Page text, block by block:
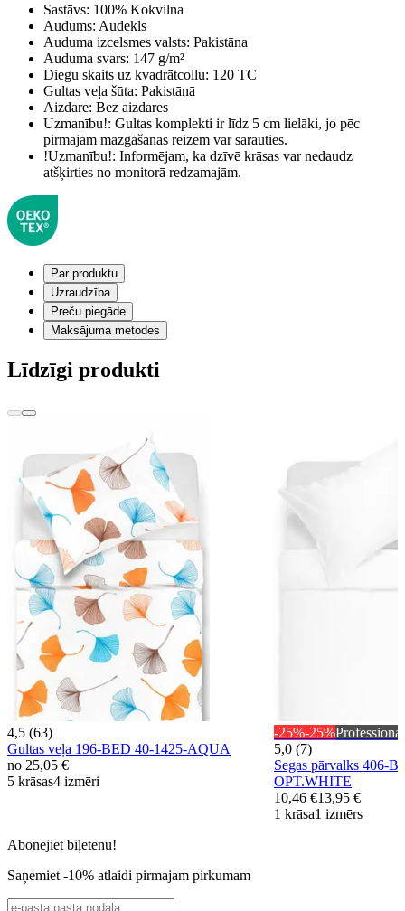
Sastāvs: 100% Kokvilna
Audums: Audekls
Auduma izcelsmes valsts: Pakistāna
Auduma svars: 147 g/m²
Diegu skaits uz kvadrātcollu: 120 TC
Gultas veļa šūta: Pakistānā
Aizdare: Bez aizdares
Uzmanību!: Gultas komplekti ir līdz 5 cm lielāki, jo pēc
pirmajām mazgāšanas reizēm var sarauties.
!Uzmanību!: Informējam, ka dzīvē krāsas var nedaudz
atšķirties no monitorā redzamajām.
Par produktu
Uzraudzība
Preču piegāde
Maksājuma metodes
Līdzīgi produkti
4,5 (63)
Gultas veļa 196-BED 40-1425-AQUA
no 25,05 €
5 krāsas4 izmēri
-25%-25%Professional
5,0 (7)
Segas pārvalks 406-
OPT.WHITE
10,46 €13,95 €
1 krāsa1 izmērs
Abonējiet biļetenu!
Saņemiet -10% atlaidi pirmajam pirkumam